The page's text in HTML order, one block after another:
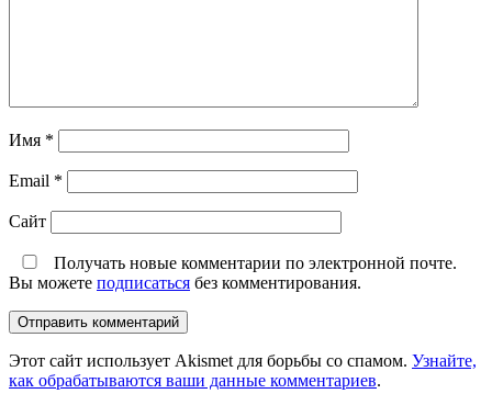
Имя *
Email *
Сайт
Получать новые комментарии по электронной почте.
Вы можете подписаться без комментирования.
Этот сайт использует Akismet для борьбы со спамом. Узнайте,
как обрабатываются ваши данные комментариев.